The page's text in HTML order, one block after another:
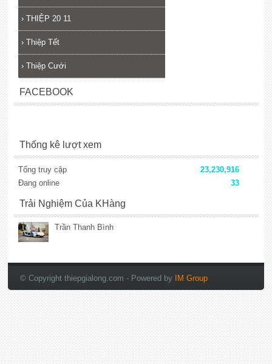
› THIỆP 20 11
› Thiệp Tết
› Thiệp Cưới
FACEBOOK
Thống kê lượt xem
Tổng truy cập
23,230,916
Đang online
33
Trải Nghiệm Của KHàng
Trần Thanh Bình
© Copyright thiepgialong.com - Powered by IM Group